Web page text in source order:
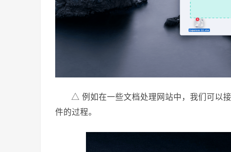
△ 例如在一些文档处理网站中，我们可以
件的过程。